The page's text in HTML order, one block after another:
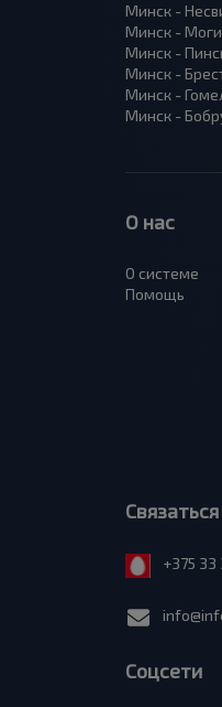
Минск -
Минск -
Минск -
Минск -
Минск -
Минск -
О нас
О системе
Помощь
+375
Соцсети